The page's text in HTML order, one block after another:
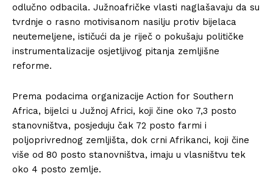
odlučno odbacila. Južnoafričke vlasti naglašavaju da su
tvrdnje o rasno motivisanom nasilju protiv bijelaca
neutemeljene, ističući da je riječ o pokušaju političke
instrumentalizacije osjetljivog pitanja zemljišne
reforme.
Prema podacima organizacije Action for Southern
Africa, bijelci u Južnoj Africi, koji čine oko 7,3 posto
stanovništva, posjeduju čak 72 posto farmi i
poljoprivrednog zemljišta, dok crni Afrikanci, koji čine
više od 80 posto stanovništva, imaju u vlasništvu tek
oko 4 posto zemlje.